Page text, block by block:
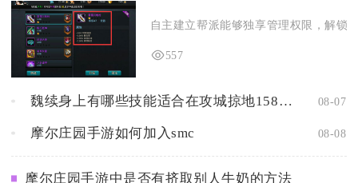
自主建立帮派能够独享管理权限，解锁
557
魏续身上有哪些技能适合在攻城掠地158中使用 08-07
摩尔庄园手游如何加入smc 08-08
摩尔庄园手游中是否有挤取别人牛奶的方法